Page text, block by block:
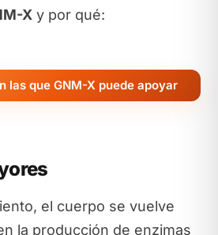
X y por qué:
las que GNM-X puede apoyar
el cuerpo se vuelve
la producción de enzimas